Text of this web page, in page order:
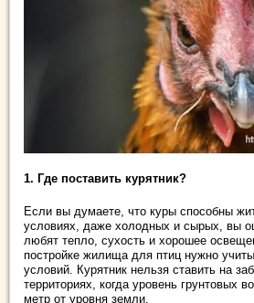
1. Где поставить курятник?
Если вы думаете, что куры способны
условиях, даже холодных и сырых, вы
любят тепло, сухость и хорошее
постройке жилища для птиц нужно
условий. Курятник нельзя ставить на
территориях, когда уровень грунтовых
метр от уровня земли.